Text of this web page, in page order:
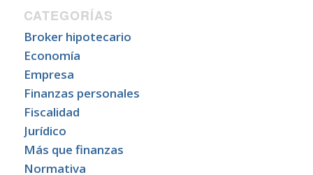
CATEGORÍAS
Broker hipotecario
Economía
Empresa
Finanzas personales
Fiscalidad
Jurídico
Más que finanzas
Normativa